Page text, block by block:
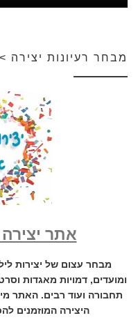
מבחר רעיונות יצירה
אתר יצירה
מבחר עצום של יצירות
ומועדים, דמויות מאגדות
תחבורה ועוד רבים. האתר
היצירה המוזמנים